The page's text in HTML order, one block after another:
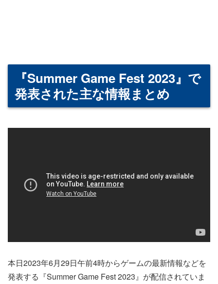
『Summer Game Fest 2023』で
発表された主な情報まとめ
本日2023年6月29日午前4時からゲームの最新情報などを
発表する『Summer Game Fest 2023』が配信されていま